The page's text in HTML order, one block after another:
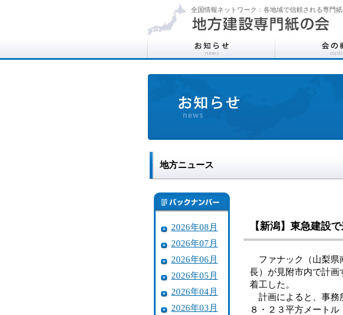
全国情報ネットワーク：各地域で信頼される専門
地方ニュース
2026年08月
2026年07月
2026年06月
2026年05月
2026年04月
2026年03月
【新潟】東急建設
ファナック（山梨県
長）が見附市内で計
着工した。
計画によると、事務
８・２３平方メート